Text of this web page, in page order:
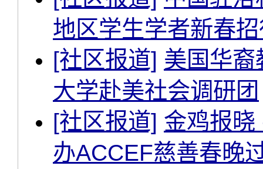
地区学生学者新春
[社区报道] 美国华
大学赴美社会调研团
[社区报道] 金鸡报晓
办ACCEF慈善春晚